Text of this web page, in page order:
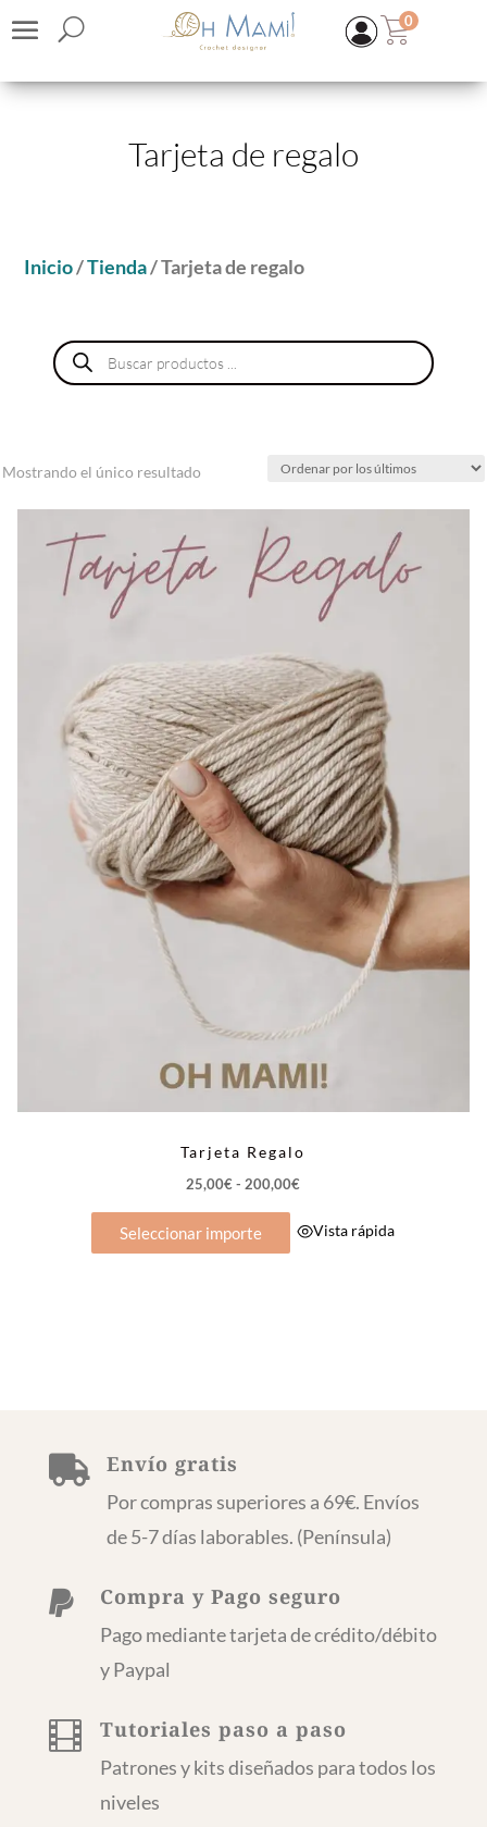
0
Tarjeta de regalo
Inicio/Tienda/ Tarjeta de regalo
Búsqueda
de
productos
Mostrando el único resultado
Tarjeta Regalo
25,00€ - 200,00€
precios:
Seleccionar importe Vista rápida
 Envío gratis
Por compras superiores a 69€. Envíos
de 5-7 días laborables. (Península)
 Compra y Pago seguro
Pago mediante tarjeta de crédito/débito
y Paypal
 Tutoriales paso a paso
Patrones y kits diseñados para todos los
niveles
KIT | Chaqueta Mystery Brilla